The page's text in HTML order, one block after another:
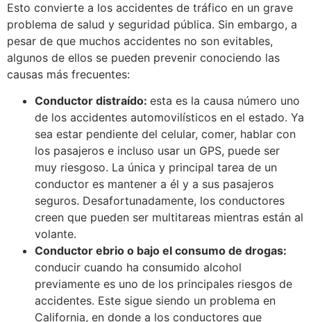
Esto convierte a los accidentes de tráfico en un grave
problema de salud y seguridad pública. Sin embargo, a
pesar de que muchos accidentes no son evitables,
algunos de ellos se pueden prevenir conociendo las
causas más frecuentes:
Conductor distraído: esta es la causa número uno
de los accidentes automovilísticos en el estado. Ya
sea estar pendiente del celular, comer, hablar con
los pasajeros e incluso usar un GPS, puede ser
muy riesgoso. La única y principal tarea de un
conductor es mantener a él y a sus pasajeros
seguros. Desafortunadamente, los conductores
creen que pueden ser multitareas mientras están al
volante.
Conductor ebrio o bajo el consumo de drogas:
conducir cuando ha consumido alcohol
previamente es uno de los principales riesgos de
accidentes. Este sigue siendo un problema en
California, en donde a los conductores que